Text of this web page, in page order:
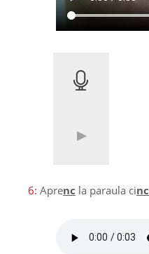
6: Aprenc la paraula cinc